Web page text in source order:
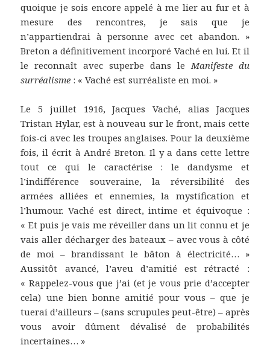
quoique je sois encore appelé à me lier au fur et à
mesure des rencontres, je sais que je
n’appartiendrai à personne avec cet abandon. »
Breton a définitivement incorporé Vaché en lui. Et il
le reconnaît avec superbe dans leManifeste du
surréalisme : « Vaché est surréaliste en moi. »
Le 5 juillet 1916, Jacques Vaché, alias Jacques
Tristan Hylar, est à nouveau sur le front, mais cette
fois-ci avec les troupes anglaises. Pour la deuxième
fois, il écrit à André Breton. Il y a dans cette lettre
tout ce qui le caractérise : le dandysme et
l’indifférence souveraine, la réversibilité des
armées alliées et ennemies, la mystification et
l’humour. Vaché est direct, intime et équivoque :
« Et puis je vais me réveiller dans un lit connu et je
vais aller décharger des bateaux – avec vous à côté
de moi – brandissant le bâton à électricité… »
Aussitôt avancé, l’aveu d’amitié est rétracté :
« Rappelez-vous que j’ai (et je vous prie d’accepter
cela) une bien bonne amitié pour vous – que je
tuerai d’ailleurs – (sans scrupules peut-être) – après
vous avoir dûment dévalisé de probabilités
incertaines… »